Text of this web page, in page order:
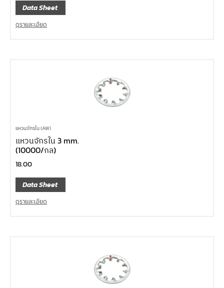
Data Sheet
ดูรายละเอียด
แหวนจักรใน (AW)
แหวนจักรใน 3 mm.
(10000/กล)
18.00
Data Sheet
ดูรายละเอียด